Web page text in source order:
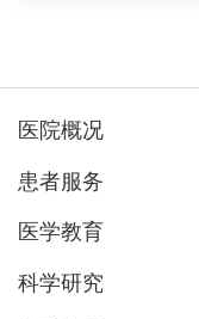
医院概况
患者服务
医学教育
科学研究